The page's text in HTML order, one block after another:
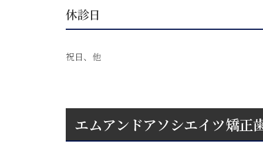
休診日
祝日、他
エムアンドアソシエイツ矯正